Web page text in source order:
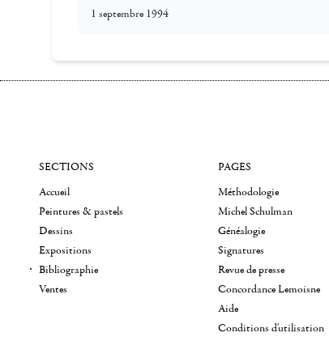
1 septembre 1994
SECTIONS
Accueil
Peintures & pastels
Dessins
Expositions
Bibliographie
Ventes
PAGES
Méthodologie
Michel Schulman
Généalogie
Signatures
Revue de presse
Concordance Lemoisne
Aide
Conditions d'utilisation